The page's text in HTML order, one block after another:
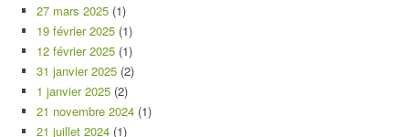
27 mars 2025 (1)
19 février 2025 (1)
12 février 2025 (1)
31 janvier 2025 (2)
1 janvier 2025 (2)
21 novembre 2024 (1)
21 juillet 2024 (1)